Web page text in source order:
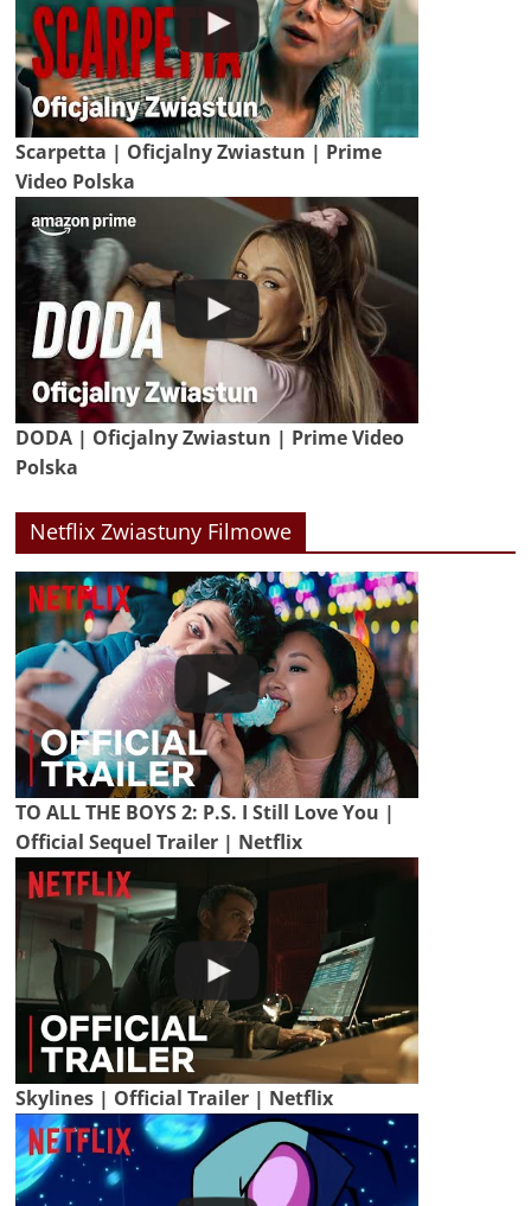
Scarpetta | Oficjalny Zwiastun | Prime
Video Polska
DODA | Oficjalny Zwiastun | Prime Video
Polska
Netflix Zwiastuny Filmowe
TO ALL THE BOYS 2: P.S. I Still Love You |
Official Sequel Trailer | Netflix
Skylines | Official Trailer | Netflix